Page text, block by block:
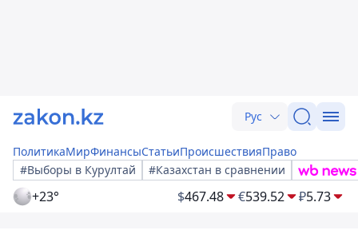
Рус
ПолитикаМирФинансыСтатьиПроисшествияПраво
#Выборы в Курултай
#Казахстан в сравнении
+23° $467.48 €539.52 ₽5.73